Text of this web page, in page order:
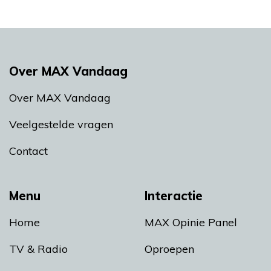
Menu
Home
TV & Radio
Interactie
MAX Opinie Panel
Oproepen
Over MAX Vandaag
Over MAX Vandaag
Veelgestelde vragen
Contact